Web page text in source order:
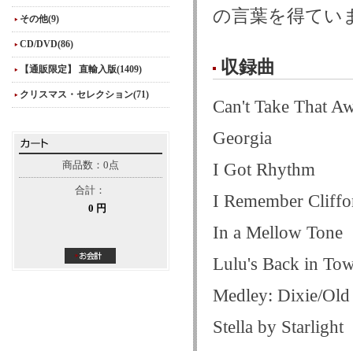
その他(9)
CD/DVD(86)
【通販限定】 直輸入版(1409)
クリスマス・セレクション(71)
商品数：0点
合計：
0 円
の言葉を得てい
収録曲
Can't Take That
Georgia
I Got Rhythm
I Remember
In a Mellow Tone
Lulu's Back in
Medley: Dixie/
Stella by Starlight